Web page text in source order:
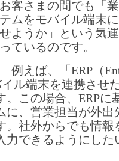
お客さまの間でも「
テムをモバイル端末
せようか」という気
っているのです。
例えば、「ERP（
イル端末を連携させ
この場合、ERPに
に、営業担当が外出
。社外からでも情報
力できるようにした